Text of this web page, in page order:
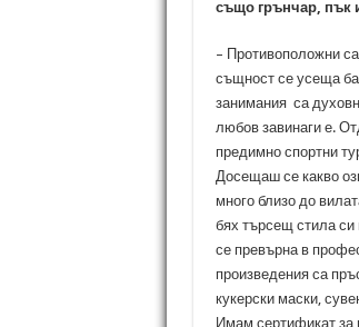
също грънчар, пък
– Противоположни
същност се усеща
занимания са
любов завинаги е.
предимно спортни
Досещаш се какво
много близо до
бях търсещ стила си
се превърна в
произведения са
кукерски маски,
Имам сертификат за